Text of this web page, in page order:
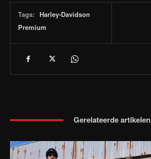
Tags:
Harley-Davidson
Premium
Gerelateerde artikelen